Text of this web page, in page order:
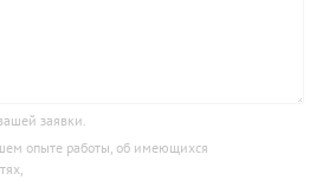
заявки.
опыте работы, об имеющихся